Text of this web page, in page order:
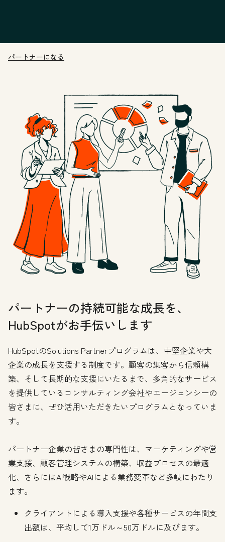
パートナーになる
パートナーの持続可能な成長を、
HubSpotがお手伝いします
HubSpotのSolutions Partnerプログラムは、中堅企業や大
企業の成長を支援する制度です。顧客の集客から信頼構
築、そして長期的な支援にいたるまで、多角的なサービス
を提供しているコンサルティング会社やエージェンシーの
皆さまに、ぜひ活用いただきたいプログラムとなっていま
す。
パートナー企業の皆さまの専門性は、マーケティングや営
業支援、顧客管理システムの構築、収益プロセスの最適
化、さらにはAI戦略やAIによる業務変革など多岐にわたり
ます。
クライアントによる導入支援や各種サービスの年間支
出額は、平均して1万ドル～50万ドルに及びます。